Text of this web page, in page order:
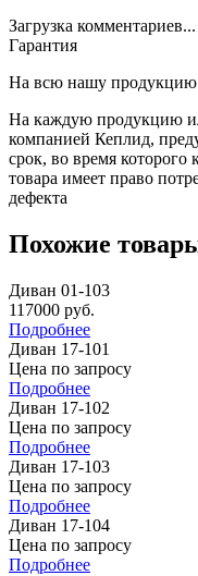
Загрузка комментариев...
Гарантия
На всю нашу продукцию
На каждую продукцию
компанией Кеплид,
срок, во время которого
товара имеет право
дефекта
Похожие
Диван 01-103
117000 руб.
Подробнее
Диван 17-101
Цена по запросу
Подробнее
Диван 17-102
Цена по запросу
Подробнее
Диван 17-103
Цена по запросу
Подробнее
Диван 17-104
Цена по запросу
Подробнее